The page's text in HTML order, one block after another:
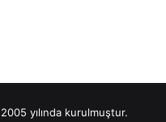
yılında kurulmuştur.